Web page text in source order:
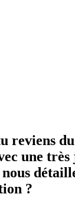
reviens
une
?